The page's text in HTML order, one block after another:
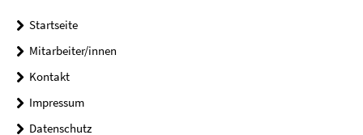
Startseite
Mitarbeiter/innen
Kontakt
Impressum
Datenschutz